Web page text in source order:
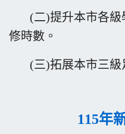
(二)提升本市各級
修時數。
(三)拓展本市三級
115年